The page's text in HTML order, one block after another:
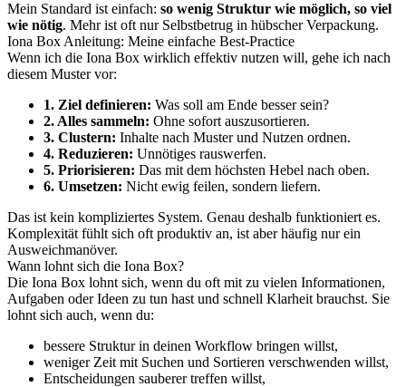
Mein Standard ist einfach: so wenig Struktur wie möglich, so viel
wie nötig. Mehr ist oft nur Selbstbetrug in hübscher Verpackung.
Iona Box Anleitung: Meine einfache Best-Practice
Wenn ich die Iona Box wirklich effektiv nutzen will, gehe ich nach
diesem Muster vor:
1. Ziel definieren: Was soll am Ende besser sein?
2. Alles sammeln: Ohne sofort auszusortieren.
3. Clustern: Inhalte nach Muster und Nutzen ordnen.
4. Reduzieren: Unnötiges rauswerfen.
5. Priorisieren: Das mit dem höchsten Hebel nach oben.
6. Umsetzen: Nicht ewig feilen, sondern liefern.
Das ist kein kompliziertes System. Genau deshalb funktioniert es.
Komplexität fühlt sich oft produktiv an, ist aber häufig nur ein
Ausweichmanöver.
Wann lohnt sich die Iona Box?
Die Iona Box lohnt sich, wenn du oft mit zu vielen Informationen,
Aufgaben oder Ideen zu tun hast und schnell Klarheit brauchst. Sie
lohnt sich auch, wenn du:
bessere Struktur in deinen Workflow bringen willst,
weniger Zeit mit Suchen und Sortieren verschwenden willst,
Entscheidungen sauberer treffen willst,